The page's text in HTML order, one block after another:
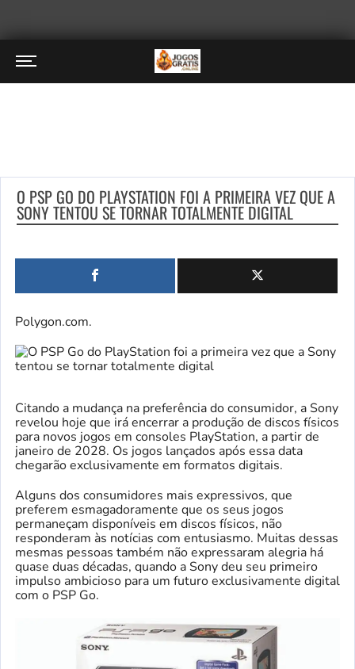
O PSP GO DO PLAYSTATION FOI A PRIMEIRA VEZ QUE A
SONY TENTOU SE TORNAR TOTALMENTE DIGITAL
Polygon.com.
Citando a mudança na preferência do consumidor, a Sony
revelou hoje que irá encerrar a produção de discos físicos
para novos jogos em consoles PlayStation, a partir de
janeiro de 2028. Os jogos lançados após essa data
chegarão exclusivamente em formatos digitais.
Alguns dos consumidores mais expressivos, que
preferem esmagadoramente que os seus jogos
permaneçam disponíveis em discos físicos, não
responderam às notícias com entusiasmo. Muitas dessas
mesmas pessoas também não expressaram alegria há
quase duas décadas, quando a Sony deu seu primeiro
impulso ambicioso para um futuro exclusivamente digital
com o PSP Go.